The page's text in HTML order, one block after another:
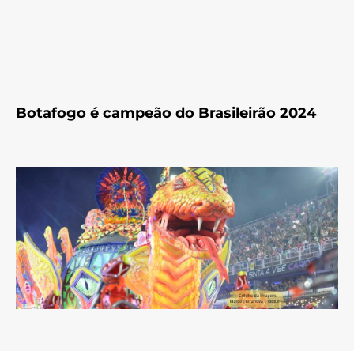
Botafogo é campeão do Brasileirão 2024